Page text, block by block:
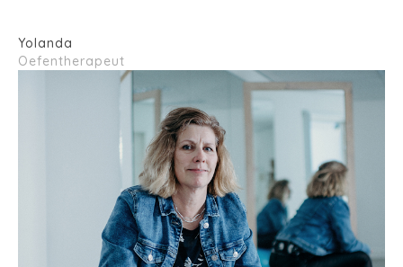
Yolanda
Oefentherapeut